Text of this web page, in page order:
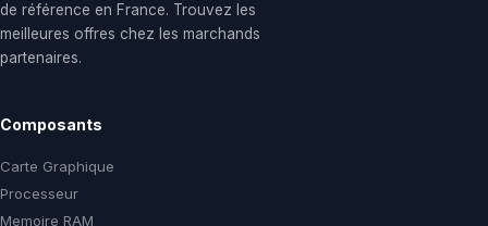
de référence en France. Trouvez les
meilleures offres chez les marchands
partenaires.
Composants
Carte Graphique
Processeur
Memoire RAM